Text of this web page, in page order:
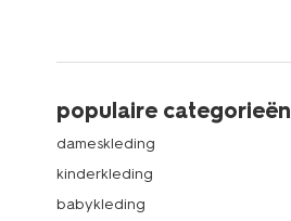
populaire categorieën
dameskleding
kinderkleding
babykleding